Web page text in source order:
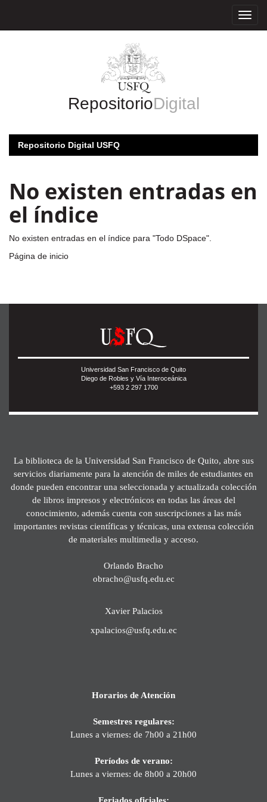
RepositorioDigital
Repositorio Digital USFQ
No existen entradas en
el índice
No existen entradas en el índice para "Todo DSpace".
Página de inicio
Universidad San Francisco de Quito
Diego de Robles y Vía Interoceánica
+593 2 297 1700
La biblioteca de la Universidad San Francisco de Quito, abre sus
servicios diariamente para la atención de miles de estudiantes en
donde pueden encontrar una seleccionada y actualizada colección
de libros impresos y electrónicos en todas las áreas del
conocimiento, además cuenta con suscripciones a las más
importantes revistas científicas y técnicas, una extensa colección
de materiales multimedia y acceso.
Orlando Bracho
obracho@usfq.edu.ec
Xavier Palacios
xpalacios@usfq.edu.ec
Horarios de Atención
Semestres regulares:
Lunes a viernes: de 7h00 a 21h00
Períodos de verano:
Lunes a viernes: de 8h00 a 20h00
Feriados oficiales: